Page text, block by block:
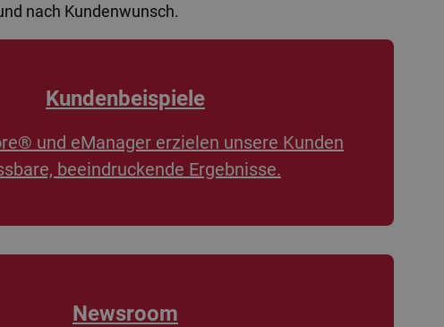
nach Kundenwunsch.
Kundenbeispiele
und eManager erzielen unsere Kunden
beeindruckende Ergebnisse.
Newsroom